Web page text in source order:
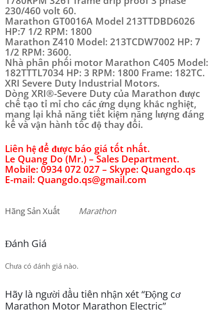
230/460 volt 60.
Marathon GT0016A Model 213TTDBD6026
HP:7 1/2 RPM: 1800
Marathon Z410 Model: 213TCDW7002 HP: 7
1/2 RPM: 3600.
Nhà phân phối motor Marathon C405 Model:
182TTTL7034 HP: 3 RPM: 1800 Frame: 182TC.
XRI Severe Duty Industrial Motors.
Dòng XRI®-Severe Duty của Marathon được
chế tạo tỉ mỉ cho các ứng dụng khắc nghiệt,
mang lại khả năng tiết kiệm năng lượng đáng
kể và vận hành tốc độ thay đổi.
Liên hệ để được báo giá tốt nhất.
Le Quang Do (Mr.) – Sales Department.
Mobile: 0934 072 027 – Skype: Quangdo.qs
E-mail: Quangdo.qs@gmail.com
Hãng Sản Xuất Marathon
Đánh Giá
Chưa có đánh giá nào.
Hãy là người đầu tiên nhận xét “Động cơ
Marathon Motor Marathon Electric”